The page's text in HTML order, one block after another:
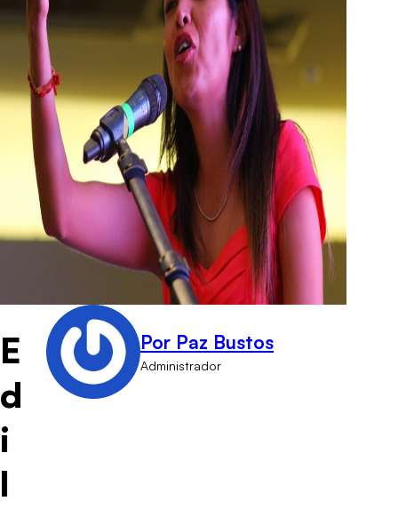
E
d
i
l
Por Paz Bustos
Administrador